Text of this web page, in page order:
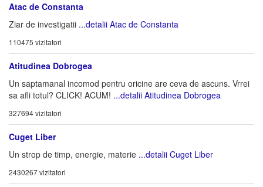
Atac de Constanta
Ziar de investigatii ...detalii Atac de Constanta
110475 vizitatori
Atitudinea Dobrogea
Un saptamanal incomod pentru oricine are ceva de ascuns. Vrrei
sa afli totul? CLICK! ACUM! ...detalii Atitudinea Dobrogea
327694 vizitatori
Cuget Liber
Un strop de timp, energie, materie ...detalii Cuget Liber
2430267 vizitatori